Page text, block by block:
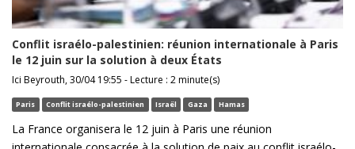
Conflit israélo-palestinien: réunion internationale à Paris
le 12 juin sur la solution à deux États
Ici Beyrouth, 30/04 19:55 - Lecture : 2 minute(s)
Paris Conflit israélo-palestinien Israël Gaza Hamas
La France organisera le 12 juin à Paris une réunion